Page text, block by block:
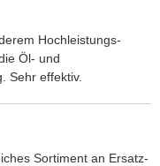
Hochleistungs-
Öl- und
Sehr effektiv.
Sortiment an Ersatz-